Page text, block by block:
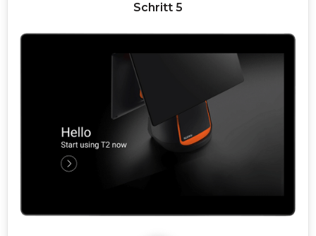
Schritt 5